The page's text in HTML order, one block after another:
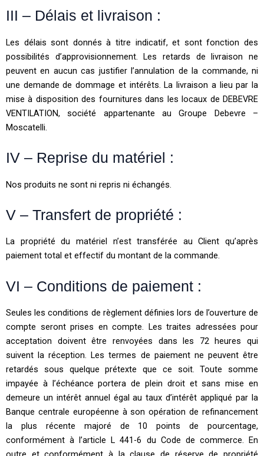
III – Délais et livraison :
Les délais sont donnés à titre indicatif, et sont fonction des
possibilités d’approvisionnement. Les retards de livraison ne
peuvent en aucun cas justifier l’annulation de la commande, ni
une demande de dommage et intérêts. La livraison a lieu par la
mise à disposition des fournitures dans les locaux de DEBEVRE
VENTILATION, société appartenante au Groupe Debevre –
Moscatelli.
IV – Reprise du matériel :
Nos produits ne sont ni repris ni échangés.
V – Transfert de propriété :
La propriété du matériel n’est transférée au Client qu’après
paiement total et effectif du montant de la commande.
VI – Conditions de paiement :
Seules les conditions de règlement définies lors de l’ouverture de
compte seront prises en compte. Les traites adressées pour
acceptation doivent être renvoyées dans les 72 heures qui
suivent la réception. Les termes de paiement ne peuvent être
retardés sous quelque prétexte que ce soit. Toute somme
impayée à l’échéance portera de plein droit et sans mise en
demeure un intérêt annuel égal au taux d’intérêt appliqué par la
Banque centrale européenne à son opération de refinancement
la plus récente majoré de 10 points de pourcentage,
conformément à l’article L 441-6 du Code de commerce. En